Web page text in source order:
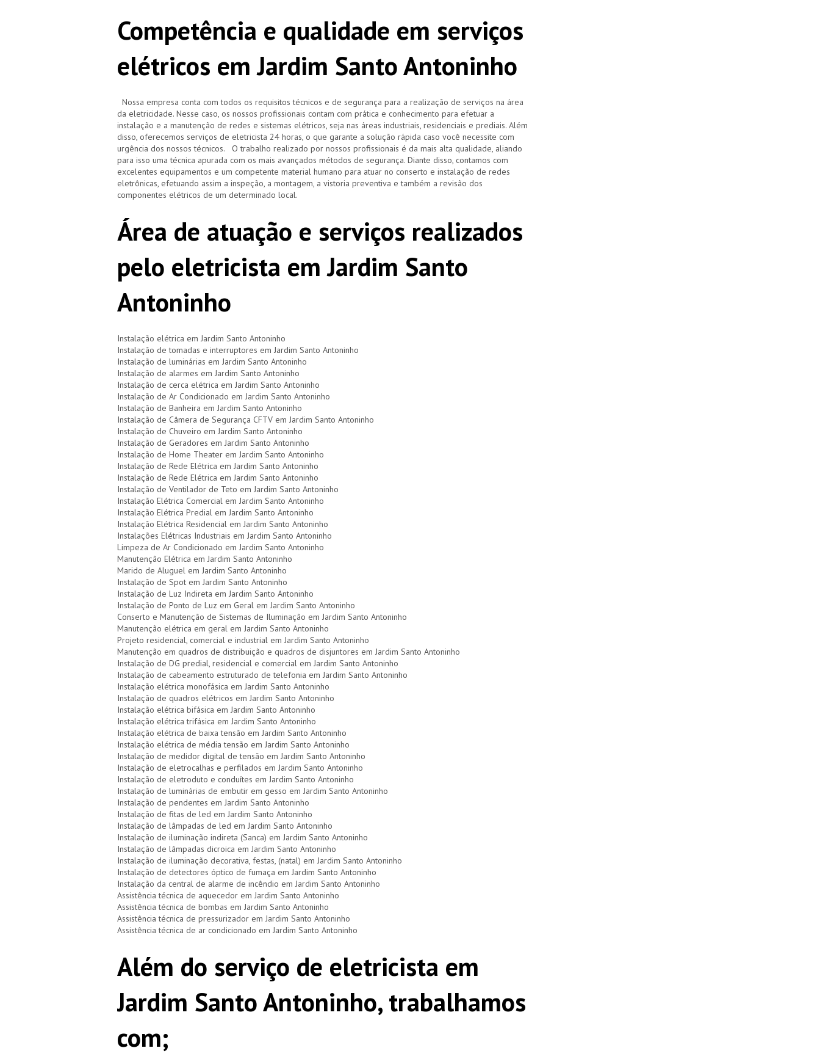
Competência e qualidade em serviços
elétricos em Jardim Santo Antoninho
Nossa empresa conta com todos os requisitos técnicos e de segurança para a realização de serviços na área
da eletricidade. Nesse caso, os nossos profissionais contam com prática e conhecimento para efetuar a
instalação e a manutenção de redes e sistemas elétricos, seja nas áreas industriais, residenciais e prediais. Além
disso, oferecemos serviços de eletricista 24 horas, o que garante a solução rápida caso você necessite com
urgência dos nossos técnicos. O trabalho realizado por nossos profissionais é da mais alta qualidade, aliando
para isso uma técnica apurada com os mais avançados métodos de segurança. Diante disso, contamos com
excelentes equipamentos e um competente material humano para atuar no conserto e instalação de redes
eletrônicas, efetuando assim a inspeção, a montagem, a vistoria preventiva e também a revisão dos
componentes elétricos de um determinado local.
Área de atuação e serviços realizados
pelo eletricista em Jardim Santo
Antoninho
Instalação elétrica em Jardim Santo Antoninho
Instalação de tomadas e interruptores em Jardim Santo Antoninho
Instalação de luminárias em Jardim Santo Antoninho
Instalação de alarmes em Jardim Santo Antoninho
Instalação de cerca elétrica em Jardim Santo Antoninho
Instalação de Ar Condicionado em Jardim Santo Antoninho
Instalação de Banheira em Jardim Santo Antoninho
Instalação de Câmera de Segurança CFTV em Jardim Santo Antoninho
Instalação de Chuveiro em Jardim Santo Antoninho
Instalação de Geradores em Jardim Santo Antoninho
Instalação de Home Theater em Jardim Santo Antoninho
Instalação de Rede Elétrica em Jardim Santo Antoninho
Instalação de Rede Elétrica em Jardim Santo Antoninho
Instalação de Ventilador de Teto em Jardim Santo Antoninho
Instalação Elétrica Comercial em Jardim Santo Antoninho
Instalação Elétrica Predial em Jardim Santo Antoninho
Instalação Elétrica Residencial em Jardim Santo Antoninho
Instalações Elétricas Industriais em Jardim Santo Antoninho
Limpeza de Ar Condicionado em Jardim Santo Antoninho
Manutenção Elétrica em Jardim Santo Antoninho
Marido de Aluguel em Jardim Santo Antoninho
Instalação de Spot em Jardim Santo Antoninho
Instalação de Luz Indireta em Jardim Santo Antoninho
Instalação de Ponto de Luz em Geral em Jardim Santo Antoninho
Conserto e Manutenção de Sistemas de Iluminação em Jardim Santo Antoninho
Manutenção elétrica em geral em Jardim Santo Antoninho
Projeto residencial, comercial e industrial em Jardim Santo Antoninho
Manutenção em quadros de distribuição e quadros de disjuntores em Jardim Santo Antoninho
Instalação de DG predial, residencial e comercial em Jardim Santo Antoninho
Instalação de cabeamento estruturado de telefonia em Jardim Santo Antoninho
Instalação elétrica monofásica em Jardim Santo Antoninho
Instalação de quadros elétricos em Jardim Santo Antoninho
Instalação elétrica bifásica em Jardim Santo Antoninho
Instalação elétrica trifásica em Jardim Santo Antoninho
Instalação elétrica de baixa tensão em Jardim Santo Antoninho
Instalação elétrica de média tensão em Jardim Santo Antoninho
Instalação de medidor digital de tensão em Jardim Santo Antoninho
Instalação de eletrocalhas e perfilados em Jardim Santo Antoninho
Instalação de eletroduto e conduítes em Jardim Santo Antoninho
Instalação de luminárias de embutir em gesso em Jardim Santo Antoninho
Instalação de pendentes em Jardim Santo Antoninho
Instalação de fitas de led em Jardim Santo Antoninho
Instalação de lâmpadas de led em Jardim Santo Antoninho
Instalação de iluminação indireta (Sanca) em Jardim Santo Antoninho
Instalação de lâmpadas dicroica em Jardim Santo Antoninho
Instalação de iluminação decorativa, festas, (natal) em Jardim Santo Antoninho
Instalação de detectores óptico de fumaça em Jardim Santo Antoninho
Instalação da central de alarme de incêndio em Jardim Santo Antoninho
Assistência técnica de aquecedor em Jardim Santo Antoninho
Assistência técnica de bombas em Jardim Santo Antoninho
Assistência técnica de pressurizador em Jardim Santo Antoninho
Assistência técnica de ar condicionado em Jardim Santo Antoninho
Além do serviço de eletricista em
Jardim Santo Antoninho, trabalhamos
com;